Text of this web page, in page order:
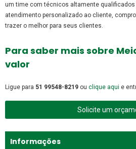
um time com técnicos altamente
atendimento personalizado ao cliente,
trazer o melhor para seus clientes.
Para saber mais sobre
valor
Ligue para 51 99548-8219 ou clique aqui e
Solicite um
Informações